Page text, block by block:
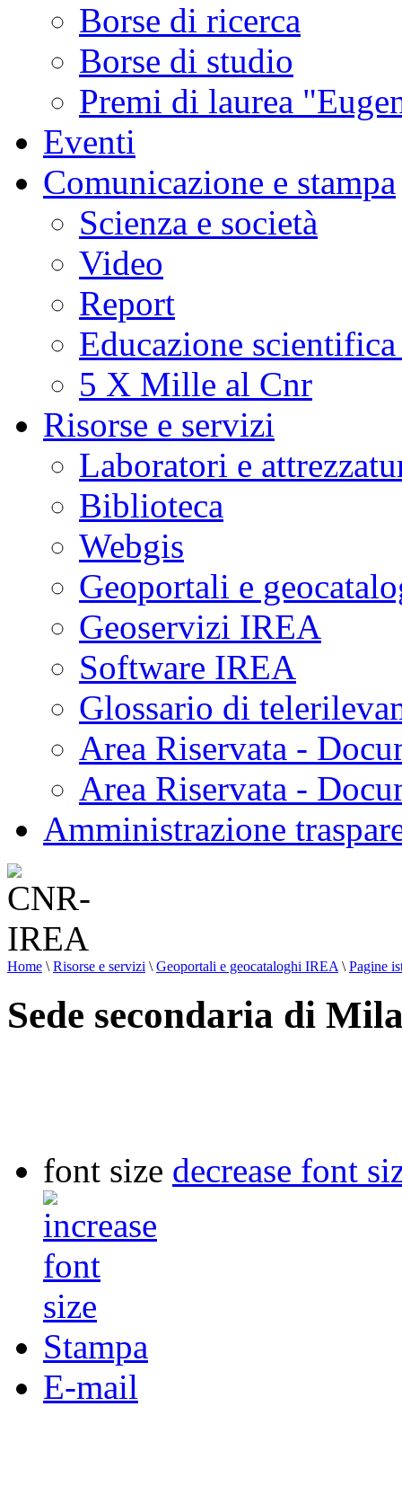
Borse di ricerca
Borse di studio
Premi di laurea
Eventi
Comunicazione e stampa
Scienza e società
Video
Report
Educazione
5 X Mille al Cnr
Risorse e servizi
Laboratori e
Biblioteca
Webgis
Geoportali e
Geoservizi IREA
Software IREA
Glossario di
Area Riservata -
Area Riservata -
Amministrazione
Home \ Risorse e servizi \ Geoportali e geocataloghi IREA \ Pagine
Sede secondaria di
font size decrease font
Stampa
E-mail